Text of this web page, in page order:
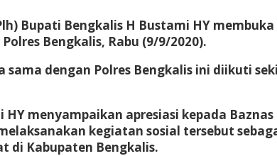
Bupati Bengkalis H Bustami HY
Bengkalis, Rabu (9/9/2020).
dengan Polres Bengkalis ini diikuti
menyampaikan apresiasi kepada
kegiatan sosial tersebut
di Kabupaten Bengkalis.